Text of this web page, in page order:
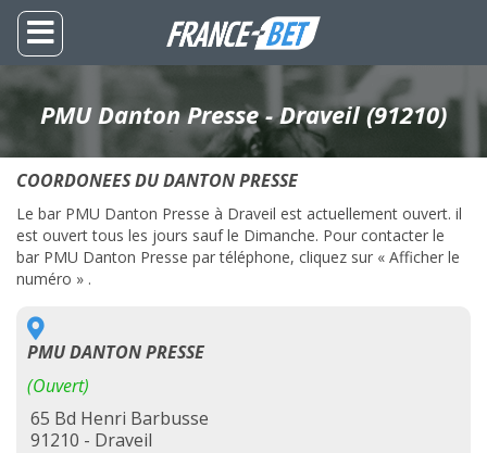
PMU Danton Presse - Draveil (91210)
COORDONEES DU DANTON PRESSE
Le bar PMU Danton Presse à Draveil est actuellement ouvert. il
est ouvert tous les jours sauf le Dimanche. Pour contacter le
bar PMU Danton Presse par téléphone, cliquez sur « Afficher le
numéro » .
PMU DANTON PRESSE
(Ouvert)
65 Bd Henri Barbusse
91210 - Draveil